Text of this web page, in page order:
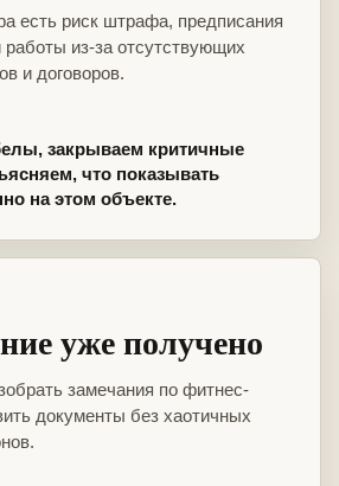
есть риск штрафа, предписания
работы из-за отсутствующих
и договоров.
закрываем критичные
что показывать
на этом объекте.
уже получено
замечания по фитнес-
документы без хаотичных